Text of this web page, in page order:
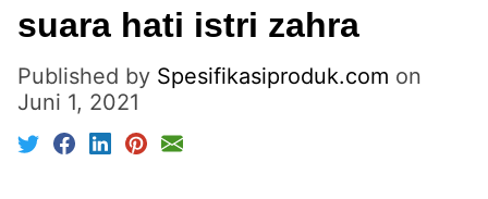
suara hati istri zahra
Published by Spesifikasiproduk.com on
Juni 1, 2021